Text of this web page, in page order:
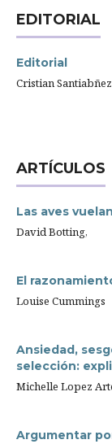
EDITORIAL
Editorial
Cristian Santiabñez
ARTÍCULOS
Las aves
David Botting,
El
Louise Cummings
Ansiedad,
selección:
Michelle Lopez
Argumentar